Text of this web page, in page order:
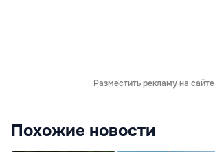
Разместить рекламу на сайте
Похожие новости